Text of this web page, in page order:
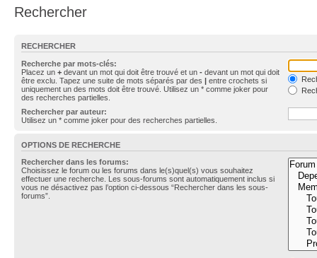
Rechercher
RECHERCHER
Recherche par mots-clés:
Placez un + devant un mot qui doit être trouvé et un - devant un mot qui doit
être exclu. Tapez une suite de mots séparés par des | entre crochets si
uniquement un des mots doit être trouvé. Utilisez un * comme joker pour
des recherches partielles.
Rechercher par auteur:
Utilisez un * comme joker pour des recherches partielles.
OPTIONS DE RECHERCHE
Rechercher dans les forums:
Choisissez le forum ou les forums dans le(s)quel(s) vous souhaitez
effectuer une recherche. Les sous-forums sont automatiquement inclus si
vous ne désactivez pas l’option ci-dessous “Rechercher dans les sous-
forums”.